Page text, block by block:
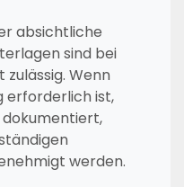
absichtliche
sind bei
zulässig. Wenn
erforderlich ist,
werden.